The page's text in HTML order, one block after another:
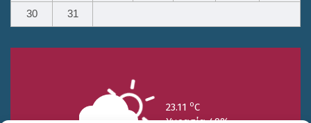
30 31
23.11 oC